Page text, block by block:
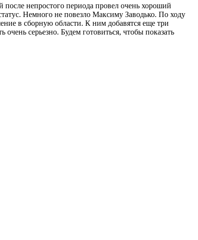
непростого периода провел очень хороший
Немного не повезло Максиму Заводько. По ходу
в сборную области. К ним добавятся еще три
серьезно. Будем готовиться, чтобы показать